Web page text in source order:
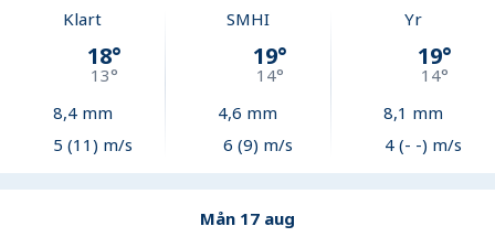
Klart
18°
13°
8,4mm
5 (11) m/s
SMHI
19°
14°
4,6 mm
6 (9) m/s
Yr
19°
14°
8,1 mm
4 (- -) m/s
Mån 17 aug